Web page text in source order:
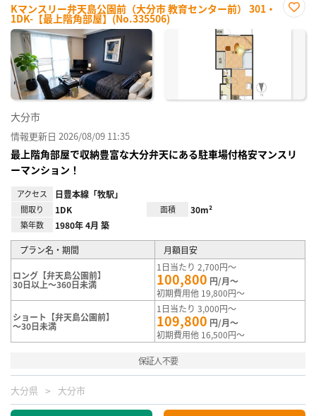
Kマンスリー弁天島公園前（大分市 教育センター前） 301・
1DK-【最上階角部屋】(No.335506)
に入
大分市
情報更新日 2026/08/09 11:35
最上階角部屋で収納豊富な大分弁天にある駐車場付格安マンスリ
ーマンション！
アクセス 日豊本線「牧駅」
間取り 1DK 面積 30m²
築年数 1980年 4月 築
プラン名・期間 月額目安
ロング【弁天島公園前】
30日以上～360日未満
1日当たり 2,700円～
100,800 円/月～
初期費用他 19,800円～
ショート【弁天島公園前】
～30日未満
1日当たり 3,000円～
109,800 円/月～
初期費用他 16,500円～
保証人不要
大分県 大分市